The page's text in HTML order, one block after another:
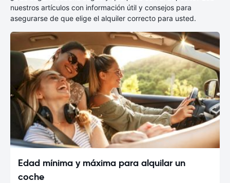
nuestros artículos con información útil y consejos para
asegurarse de que elige el alquiler correcto para usted.
Edad mínima y máxima para alquilar un
coche